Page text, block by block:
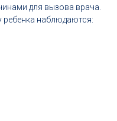
для вызова врача.
ребенка наблюдаются: